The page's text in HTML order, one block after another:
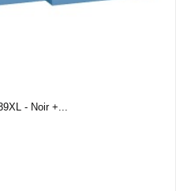
- Noir +...